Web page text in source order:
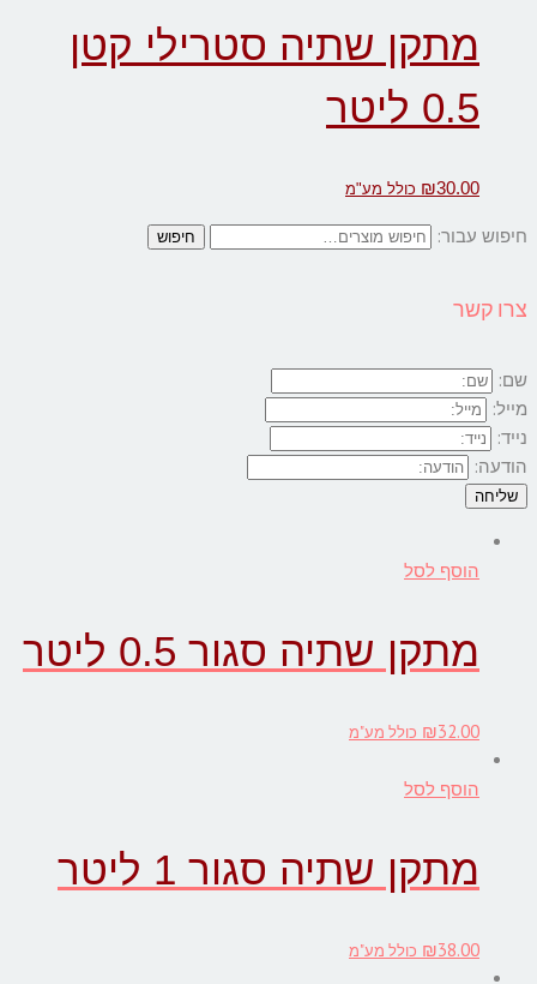
מתקן שתיה סטרילי קטן
0.5 ליטר
₪30.00 כולל מע"מ
חיפוש עבור:
צרו קשר
שם:
מייל:
נייד:
הודעה:
שליחה
הוסף לסל
מתקן שתיה סגור 0.5 ליטר
₪32.00 כולל מע"מ
הוסף לסל
מתקן שתיה סגור 1 ליטר
₪38.00 כולל מע"מ